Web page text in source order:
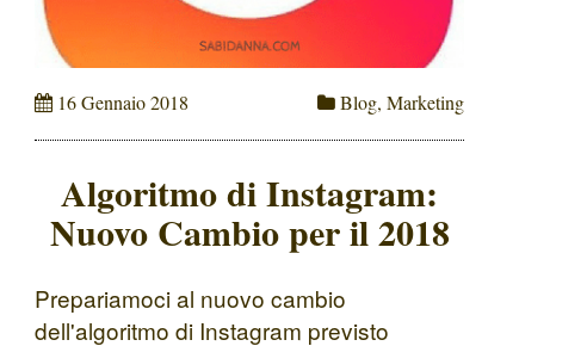
16 Gennaio 2018 Blog, Marketing
Algoritmo di Instagram:
Nuovo Cambio per il 2018
Prepariamoci al nuovo cambio
dell'algoritmo di Instagram previsto